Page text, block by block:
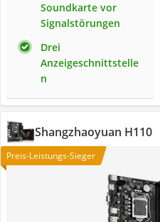
Soundkarte vor
Signalstörungen
Drei
Anzeigeschnittstelle
n
Shangzhaoyuan H110
Preis-Leistungs-Sieger